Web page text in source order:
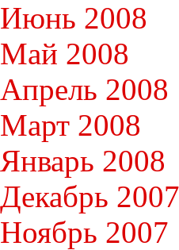
Июнь 2008
Май 2008
Апрель 2008
Март 2008
Январь 2008
Декабрь 2007
Ноябрь 2007